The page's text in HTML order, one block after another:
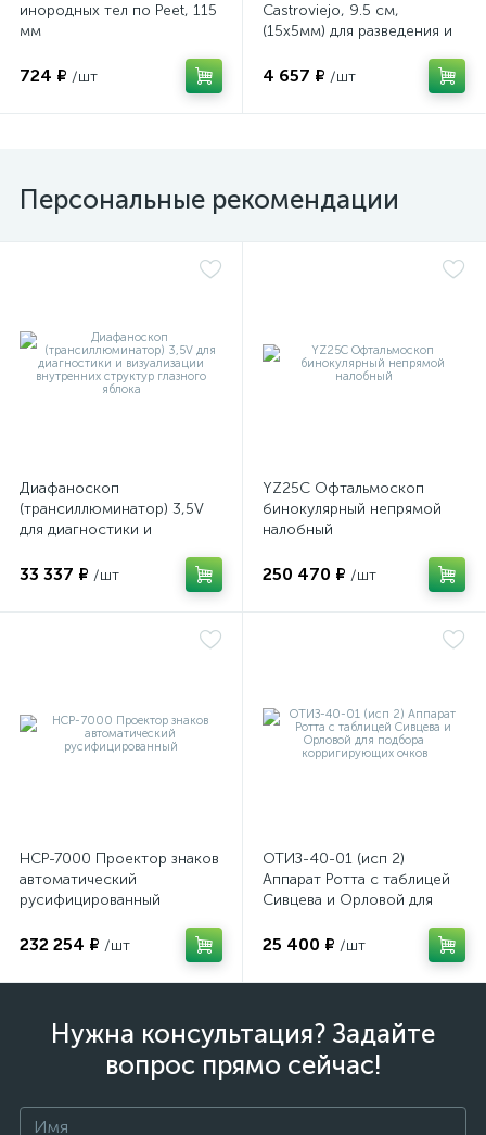
инородных тел по Peet, 115
мм
724 ₽ /шт
Castroviejo, 9.5 см,
(15х5мм) для разведения и
осмотре и при глазных
4 657 ₽ /шт
Персональные рекомендации
Диафаноскоп
(трансиллюминатор) 3,5V
для диагностики и
структур глазного яблока
33 337 ₽ /шт
YZ25C Офтальмоскоп
бинокулярный непрямой
налобный
250 470 ₽ /шт
НСР-7000 Проектор знаков
автоматический
русифицированный
232 254 ₽ /шт
ОТИЗ-40-01 (исп 2)
Аппарат Ротта с таблицей
Сивцева и Орловой для
очков
25 400 ₽ /шт
Нужна консультация? Задайте
вопрос прямо сейчас!